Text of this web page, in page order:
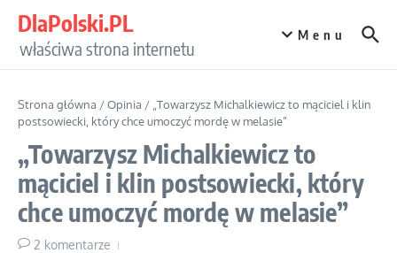
DlaPolski.PL
właściwa strona internetu
Menu
Strona główna /Opinia / „Towarzysz Michalkiewicz to mąciciel i klin
postsowiecki, który chce umoczyć mordę w melasie”
„Towarzysz Michalkiewicz to
mąciciel i klin postsowiecki, który
chce umoczyć mordę w melasie”
2 komentarze